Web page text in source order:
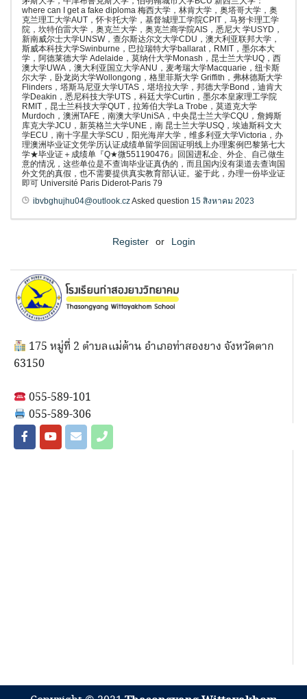
where can I get a fake diploma 梅西大学，林肯大学，奥塔哥大学，奥
克兰理工大学AUT，怀卡托大学，基督城理工学院CPIT，马努卡理工学
院，坎特伯雷大学，奥克兰大学，奥克兰商学院AIS，悉尼大 学USYD，
新南威尔士大学UNSW，查尔斯达尔文大学CDU，澳大利亚联邦大学，
斯威本科技大学Swinburne，巴拉瑞特大学ballarat，RMIT，墨尔本大
学，阿德莱德大学 Adelaide，莫纳什大学Monash，昆士兰大学UQ，西
澳大学UWA，澳大利亚国立大学ANU，麦考瑞大学Macquarie，纽卡斯
尔大学，卧龙岗大学Wollongong，格里菲斯大学 Griffith，弗林德斯大学
Flinders，塔斯马尼亚大学UTAS，堪培拉大学，邦德大学Bond，迪肯大
学Deakin，悉尼科技大学UTS，科廷大学Curtin，墨尔本皇家理工学院
RMIT，昆士兰科技大学QUT，拉筹伯大学La Trobe，莫道克大学
Murdoch，澳洲TAFE，南澳大学UniSA，中央昆士兰大学CQU，詹姆斯
库克大学JCU，新英格兰大学UNE，南 昆士兰大学USQ，埃迪斯科文大
学ECU，南十字星大学SCU，阳光海岸大学，维多利亚大学Victoria，办
理澳洲毕业证文凭学历认证成绩单留学回国证明线上办理案例巴黎第七大
学★毕业证＋成绩单『Q★微551190476』回国进私企、外企、自己做生
意的情况，这些单位是不查询毕业证真伪的，而且国内没有渠道去查询国
外文凭的真假，也不需要提供真实教育部认证。鉴于此，办理一份毕业证
即可 Université Paris Diderot-Paris 79
ibvbghujhu04@outlook.czAsked question 15 สิงหาคม 2023
Register or Login
175 หมู่ที่ 2 ตำบลแม่ต้าน อำเภอท่าสองยาง จังหวัดตาก
63150
055-589-101
055-589-306